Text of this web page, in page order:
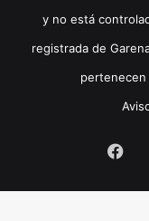
y no está
registrada de